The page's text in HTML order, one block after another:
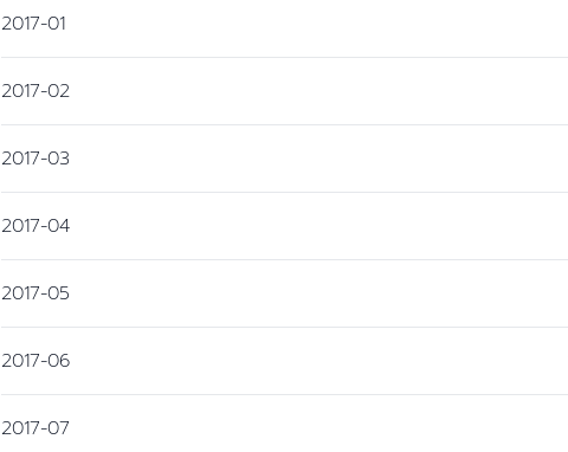
2017-01
2017-02
2017-03
2017-04
2017-05
2017-06
2017-07